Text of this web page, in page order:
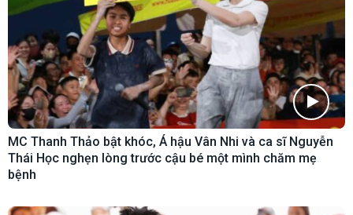
MC Thanh Thảo bật khóc, Á hậu Vân Nhi và ca sĩ Nguyễn
Thái Học nghẹn lòng trước cậu bé một mình chăm mẹ
bệnh